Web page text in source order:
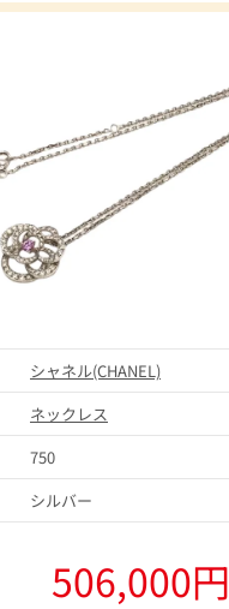
シャネル(CHANEL)
ネックレス
750
シルバー
506,000円